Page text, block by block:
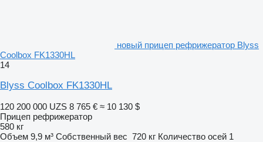
новый прицеп рефрижератор Blyss
Coolbox FK1330HL
14
Blyss Coolbox FK1330HL
120 200 000 UZS 8 765 € ≈ 10 130 $
Прицеп рефрижератор
580 кг
Объем 9,9 м³ Собственный вес 720 кг Количество осей 1